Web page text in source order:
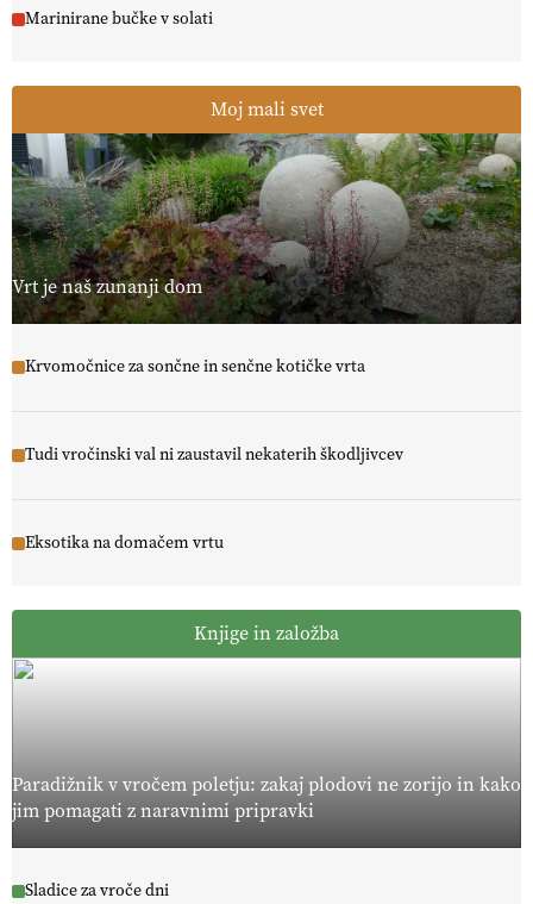
Marinirane bučke v solati
Moj mali svet
Vrt je naš zunanji dom
Krvomočnice za sončne in senčne kotičke vrta
Tudi vročinski val ni zaustavil nekaterih škodljivcev
Eksotika na domačem vrtu
Knjige in založba
Paradižnik v vročem poletju: zakaj plodovi ne zorijo in kako
jim pomagati z naravnimi pripravki
Sladice za vroče dni